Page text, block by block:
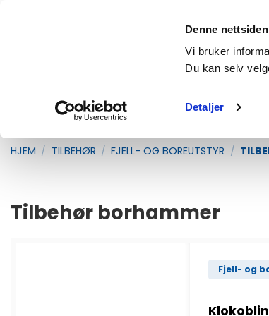
Denne
Vi bruker
Du kan selv
Detaljer
Products
search
RESERVEDELER UTSTYR OG REDSKAP
HJEM / TILBEHØR / FJELL- OG BOREUTSTYR /
Tilbehør borhammer
Fjell- og